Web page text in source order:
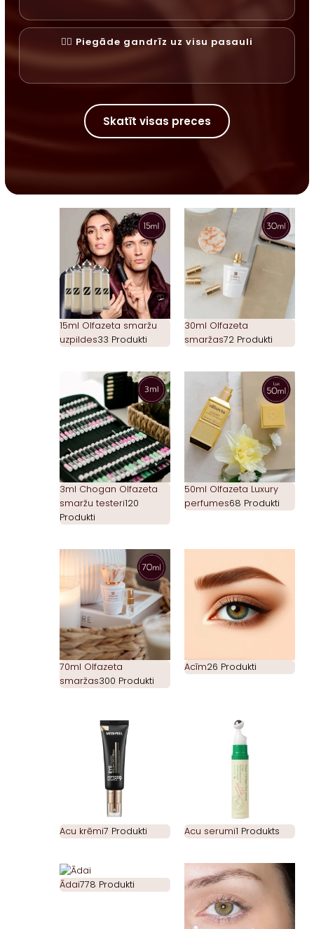
✓⃝ Piegāde gandrīz uz visu pasauli
Skatīt visas preces
15ml Olfazeta smaržu
uzpildes33 Produkti
30ml Olfazeta
smaržas72 Produkti
3ml Chogan Olfazeta
smaržu testeri120
Produkti
50ml Olfazeta Luxury
perfumes68 Produkti
70ml Olfazeta
smaržas300 Produkti
Acīm26 Produkti
Acu krēmi7 Produkti Acu serumi1 Produkts
Ādai778 Produkti